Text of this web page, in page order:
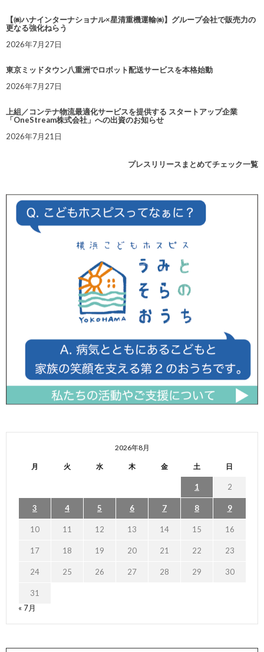
【㈱ハナインターナショナル×星清重機運輸㈱】グループ会社で販売力の
更なる強化ねらう
2026年7月27日
東京ミッドタウン八重洲でロボット配送サービスを本格始動
2026年7月27日
上組／コンテナ物流最適化サービスを提供する スタートアップ企業
「OneStream株式会社」への出資のお知らせ
2026年7月21日
プレスリリースまとめてチェック一覧
2026年8月
月 火 水 木 金 土 日
1 2
3 4 5 6 7 8 9
10 11 12 13 14 15 16
17 18 19 20 21 22 23
24 25 26 27 28 29 30
31
« 7月